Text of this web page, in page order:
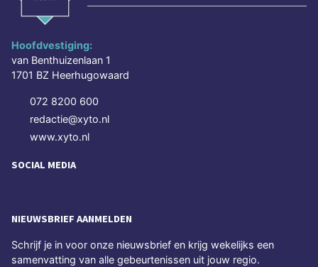
Hoofdvestiging:
van Benthuizenlaan 1
1701 BZ Heerhugowaard
072 8200 600
redactie@xyto.nl
www.xyto.nl
SOCIAL MEDIA
NIEUWSBRIEF AANMELDEN
Schrijf je in voor onze nieuwsbrief en krijg wekelijks een
samenvatting van alle gebeurtenissen uit jouw regio.